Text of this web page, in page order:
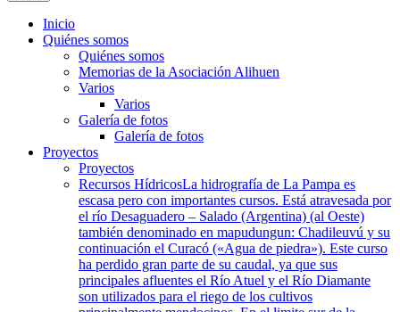
Inicio
Quiénes somos
Quiénes somos
Memorias de la Asociación Alihuen
Varios
Varios
Galería de fotos
Galería de fotos
Proyectos
Proyectos
Recursos HídricosLa hidrografía de La Pampa es
escasa pero con importantes cursos. Está atravesada por
el río Desaguadero – Salado (Argentina) (al Oeste)
también denominado en mapudungun: Chadileuvú y su
continuación el Curacó («Agua de piedra»). Este curso
ha perdido gran parte de su caudal, ya que sus
principales afluentes el Río Atuel y el Río Diamante
son utilizados para el riego de los cultivos